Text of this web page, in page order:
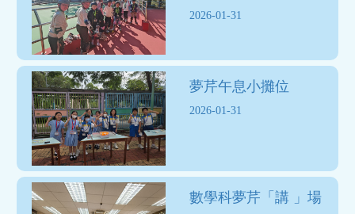
2026-01-31
夢芹午息小攤位
2026-01-31
數學科夢芹「講 」場